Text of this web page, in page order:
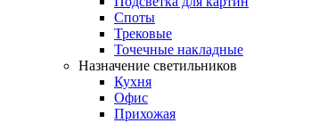
Споты
Трековые
Точечные накладные
Назначение светильников
Кухня
Офис
Прихожая